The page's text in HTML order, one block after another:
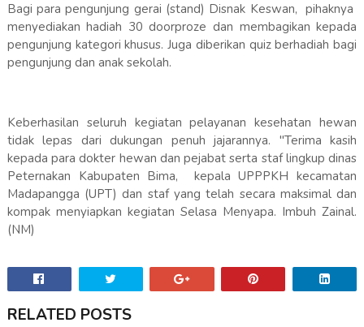
Bagi para pengunjung gerai (stand) Disnak Keswan, pihaknya
menyediakan hadiah 30 doorproze dan membagikan kepada
pengunjung kategori khusus. Juga diberikan quiz berhadiah bagi
pengunjung dan anak sekolah.
Keberhasilan seluruh kegiatan pelayanan kesehatan hewan
tidak lepas dari dukungan penuh jajarannya. "Terima kasih
kepada para dokter hewan dan pejabat serta staf lingkup dinas
Peternakan Kabupaten Bima, kepala UPPPKH kecamatan
Madapangga (UPT) dan staf yang telah secara maksimal dan
kompak menyiapkan kegiatan Selasa Menyapa. Imbuh Zainal.
(NM)
RELATED POSTS